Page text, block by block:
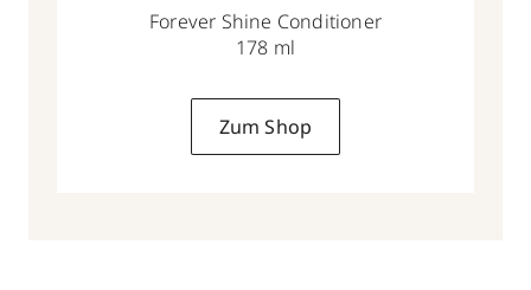
Forever Shine Conditioner
178 ml
Zum Shop